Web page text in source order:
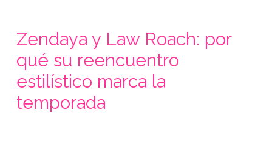
Zendaya y Law Roach: por
qué su reencuentro
estilístico marca la
temporada